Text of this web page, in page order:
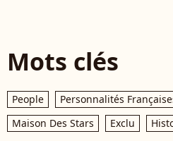
Mots clés
People Personnalités
Maison Des Stars
Exclu